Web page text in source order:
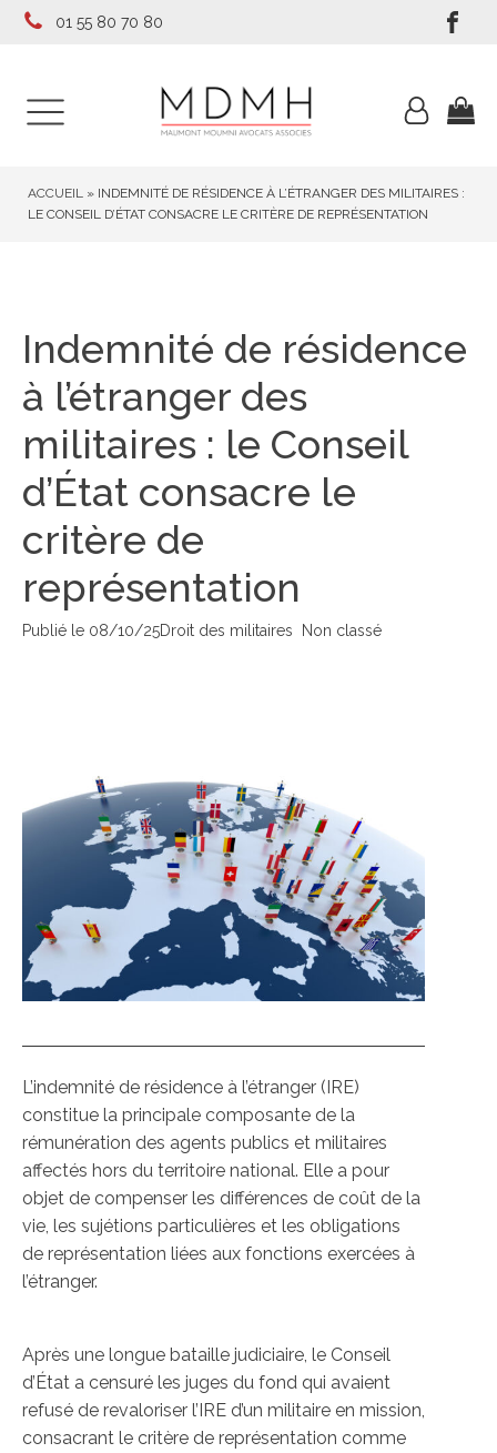
01 55 80 70 80
ACCUEIL » INDEMNITÉ DE RÉSIDENCE À L’ÉTRANGER DES MILITAIRES :
LE CONSEIL D’ÉTAT CONSACRE LE CRITÈRE DE REPRÉSENTATION
Indemnité de résidence
à l’étranger des
militaires : le Conseil
d’État consacre le
critère de
représentation
Publié le 08/10/25Droit des militaires Non classé
L’indemnité de résidence à l’étranger (IRE)
constitue la principale composante de la
rémunération des agents publics et militaires
affectés hors du territoire national. Elle a pour
objet de compenser les différences de coût de la
vie, les sujétions particulières et les obligations
de représentation liées aux fonctions exercées à
l’étranger.
Après une longue bataille judiciaire, le Conseil
d’État a censuré les juges du fond qui avaient
refusé de revaloriser l’IRE d’un militaire en mission,
consacrant le critère de représentation comme